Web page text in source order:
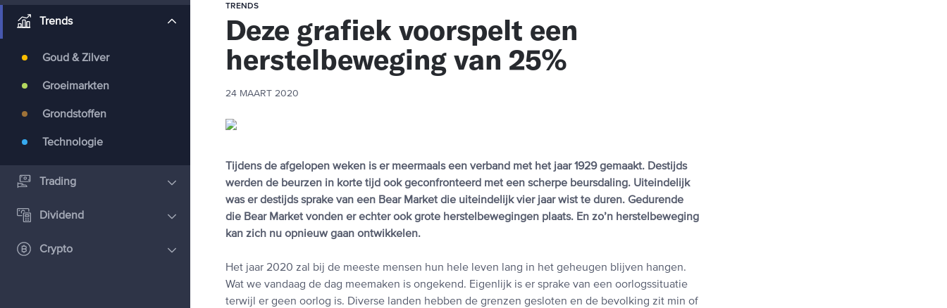
Trends
Goud & Zilver
Groeimarkten
Grondstoffen
Technologie
Trading
Dividend
Crypto
TRENDS
Deze grafiek voorspelt een
herstelbeweging van 25%
24 MAART 2020
Tijdens de afgelopen weken is er meermaals een verband met het jaar 1929 gemaakt. Destijds
werden de beurzen in korte tijd ook geconfronteerd met een scherpe beursdaling. Uiteindelijk
was er destijds sprake van een Bear Market die uiteindelijk vier jaar wist te duren. Gedurende
die Bear Market vonden er echter ook grote herstelbewegingen plaats. En zo’n herstelbeweging
kan zich nu opnieuw gaan ontwikkelen.
Het jaar 2020 zal bij de meeste mensen hun hele leven lang in het geheugen blijven hangen.
Wat we vandaag de dag meemaken is ongekend. Eigenlijk is er sprake van een oorlogssituatie
terwijl er geen oorlog is. Diverse landen hebben de grenzen gesloten en de bevolking zit min of